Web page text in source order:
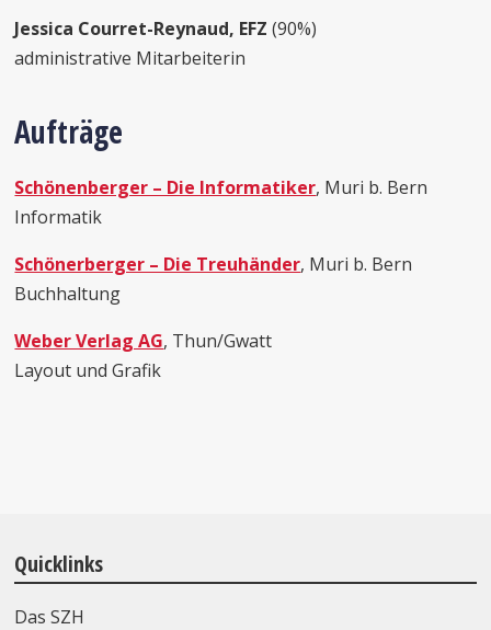
Jessica Courret-Reynaud, EFZ (90%)
administrative Mitarbeiterin
Aufträge
Schönenberger – Die Informatiker, Muri b. Bern
Informatik
Schönerberger – Die Treuhänder, Muri b. Bern
Buchhaltung
Weber Verlag AG, Thun/Gwatt
Layout und Grafik
Quicklinks
Das SZH